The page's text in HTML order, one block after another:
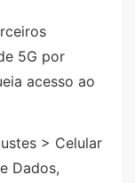
5G por
acesso ao
> Celular
Dados,